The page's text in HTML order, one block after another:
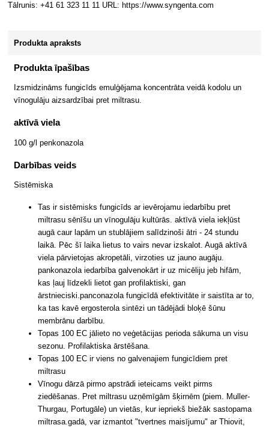
Tālrunis: +41 61 323 11 11 URL: https://www.syngenta.com
Produkta apraksts
Produkta īpašības
Izsmidzināms fungicīds emulģējama koncentrāta veidā kodolu un
vīnogulāju aizsardzībai pret miltrasu.
aktīvā viela
100 g/l penkonazola
Darbības veids
Sistēmiska
Tas ir sistēmisks fungicīds ar ievērojamu iedarbību pret
miltrasu sēnīšu un vīnogulāju kultūrās. aktīvā viela iekļūst
augā caur lapām un stublājiem salīdzinoši ātri - 24 stundu
laikā. Pēc šī laika lietus to vairs nevar izskalot. Augā aktīvā
viela pārvietojas akropetāli, virzoties uz jauno augāju.
pankonazola iedarbība galvenokārt ir uz micēliju jeb hifām,
kas ļauj līdzekli lietot gan profilaktiski, gan
ārstnieciski.panconazola fungicīdā efektivitāte ir saistīta ar to,
ka tas kavē ergosterola sintēzi un tādējādi bloķē šūnu
membrānu darbību.
Topas 100 EC jālieto no veģetācijas perioda sākuma un visu
sezonu. Profilaktiska ārstēšana.
Topas 100 EC ir viens no galvenajiem fungicīdiem pret
miltrasu
Vīnogu dārzā pirmo apstrādi ieteicams veikt pirms
ziedēšanas. Pret miltrasu uzņēmīgām šķirnēm (piem. Muller-
Thurgau, Portugāle) un vietās, kur iepriekš biežāk sastopama
miltrasa.gadā, var izmantot "tvertnes maisījumu" ar Thiovit,